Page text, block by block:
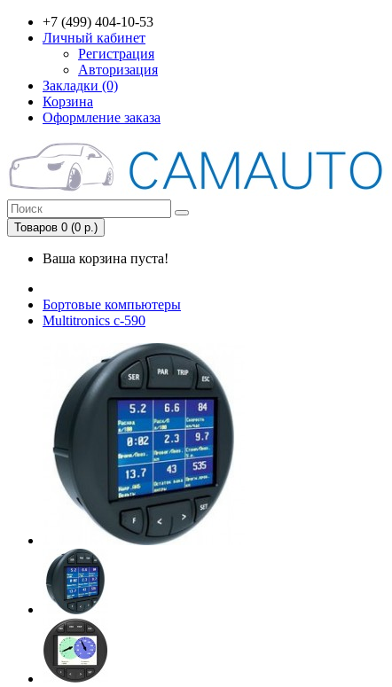
+7 (499) 404-10-53
Личный кабинет
Регистрация
Авторизация
Закладки (0)
Корзина
Оформление заказа
Товаров 0 (0 р.)
Ваша корзина пуста!
Бортовые компьютеры
Multitronics с-590